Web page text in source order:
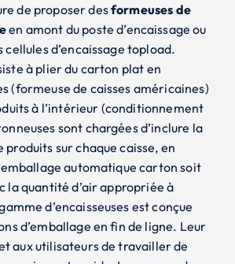
de proposer desformeuses de
en amont du poste d’encaissage ou
d’encaissage topload.
à plier du carton plat en
(formeuse de caisses américaines)
à l’intérieur (conditionnement
sont chargées d’inclure la
sur chaque caisse, en
automatique carton soit
la quantité d’air appropriée à
d’encaisseuses est conçue
d’emballage en fin de ligne. Leur
aux utilisateurs de travailler de